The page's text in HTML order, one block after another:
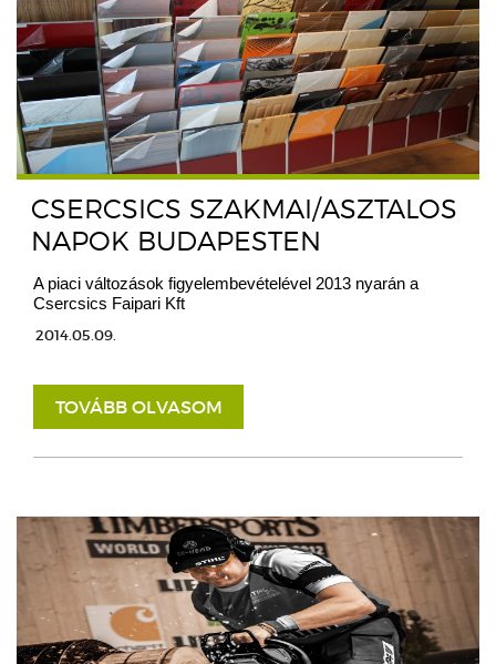
CSERCSICS SZAKMAI/ASZTALOS
NAPOK BUDAPESTEN
A piaci változások figyelembevételével 2013 nyarán a
Csercsics Faipari Kft
2014.05.09.
TOVÁBB OLVASOM